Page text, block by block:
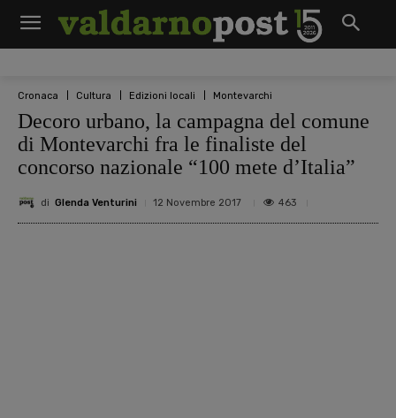
Cronaca Cultura Edizioni locali Montevarchi
Decoro urbano, la campagna del comune
di Montevarchi fra le finaliste del
concorso nazionale “100 mete d’Italia”
di Glenda Venturini 12 Novembre 2017 463